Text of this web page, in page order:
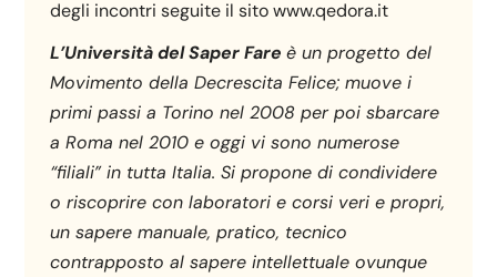
degli incontri seguite il sito www.qedora.it
L’Università del Saper Fareè un progetto del
Movimento della Decrescita Felice; muove i
primi passi a Torino nel 2008 per poi sbarcare
a Roma nel 2010 e oggi vi sono numerose
“filiali” in tutta Italia. Si propone di condividere
o riscoprire con laboratori e corsi veri e propri,
un sapere manuale, pratico, tecnico
contrapposto al sapere intellettuale ovunque